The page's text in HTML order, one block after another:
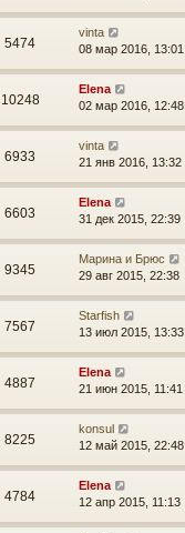
5474
vinta
08 мар 2016, 13:01
10248
Elena
02 мар 2016, 12:48
6933
vinta
21 янв 2016, 13:32
6603
Elena
31 дек 2015, 22:39
9345
Марина и Брюс
29 авг 2015, 22:38
7567
Starfish
13 июл 2015, 13:33
4887
Elena
21 июн 2015, 11:41
8225
konsul
12 май 2015, 22:48
4784
Elena
12 апр 2015, 11:13